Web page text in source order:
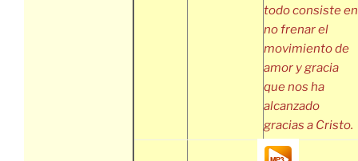
todo consiste en
no frenar el
movimiento de
amor y gracia
que nos ha
alcanzado
gracias a Cristo.